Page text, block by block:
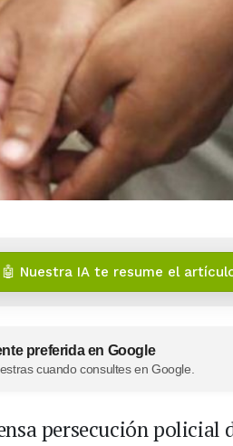
🤖 Nuestra IA te resume el
preferida en Google
cuando consultes en Google.
persecución policial